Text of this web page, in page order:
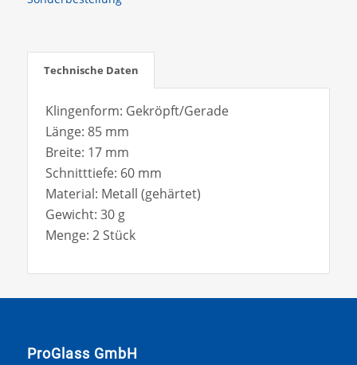
Technische Daten
Klingenform: Gekröpft/Gerade
Länge: 85 mm
Breite: 17 mm
Schnitttiefe: 60 mm
Material: Metall (gehärtet)
Gewicht: 30 g
Menge: 2 Stück
ProGlass GmbH